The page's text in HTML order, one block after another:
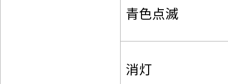
青色点滅
消灯